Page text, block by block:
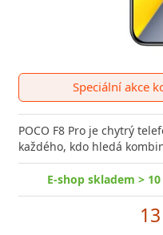
Speciální akce
POCO F8 Pro je chytrý
každého, kdo hledá
E-shop skladem >